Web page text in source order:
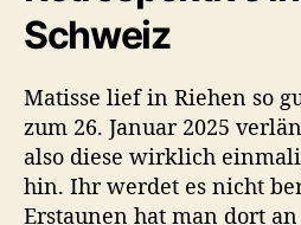
Schweiz
Matisse lief in Riehen so
zum 26. Januar 2025
also diese wirklich
hin. Ihr werdet es nicht
Erstaunen hat man dort an